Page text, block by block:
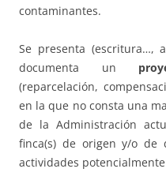
contaminantes.
Se presenta (escritura…,
documenta un
(reparcelación,
en la que no consta una
de la Administración
finca(s) de origen y/o de
actividades